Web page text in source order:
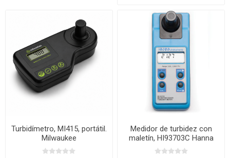
Turbidímetro, MI415, portátil.
Milwaukee
Medidor de turbidez con
maletín, HI93703C Hanna